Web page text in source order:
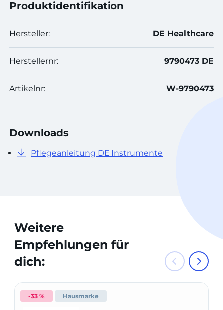
Produktidentifikation
Hersteller: DE Healthcare
Herstellernr: 9790473 DE
Artikelnr: W-9790473
Downloads
Pflegeanleitung DE Instrumente
Weitere
Empfehlungen für
dich:
-33 % Hausmarke